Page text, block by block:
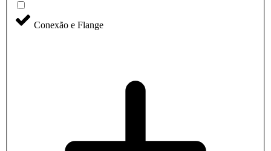
Conexão e Flange